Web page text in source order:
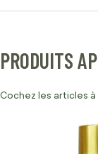
PRODUITS
Cochez les articles